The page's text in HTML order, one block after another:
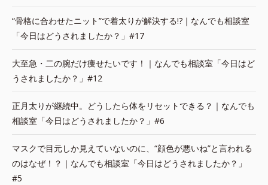
“骨格に合わせたニット”で着太りが解決する!?｜なんでも相談室
「今日はどうされましたか？」#17
大至急・二の腕だけ痩せたいです！｜なんでも相談室「今日はど
うされましたか？」#12
正月太りが継続中。どうしたら体をリセットできる？｜なんでも
相談室「今日はどうされましたか？」#6
マスクで目元しか見えていないのに、“顔色が悪いね”と言われる
のはなぜ！？｜なんでも相談室「今日はどうされましたか？」
#5